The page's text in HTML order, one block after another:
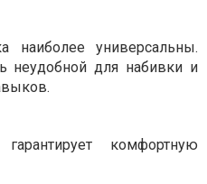
наиболее универсальны.
неудобной для набивки и
комфортную